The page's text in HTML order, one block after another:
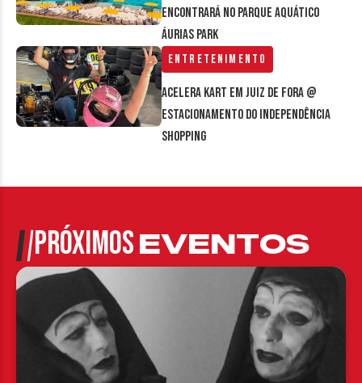
encontrará no parque aquático
Áurias Park
Entretenimento
Acelera Kart em Juiz de Fora @
estacionamento do Independência
Shopping
PRÓXIMOSEVENTOS